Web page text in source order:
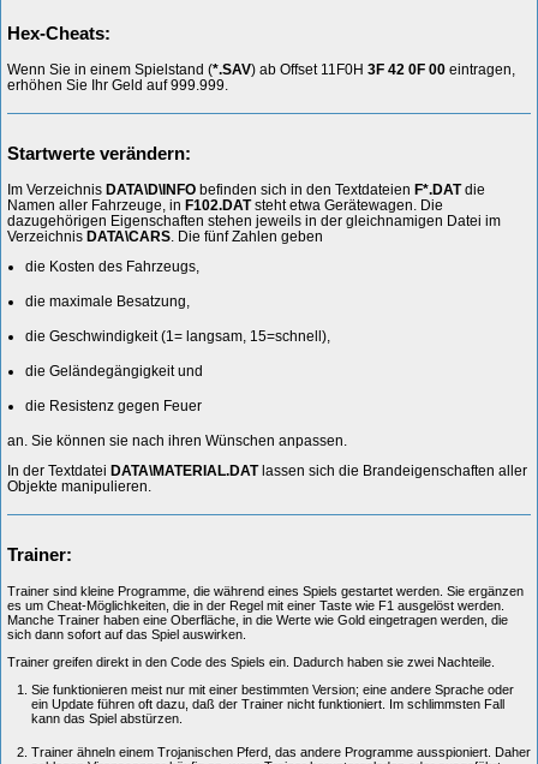
Hex-Cheats:
Wenn Sie in einem Spielstand (*.SAV) ab Offset 11F0H 3F 42 0F 00 eintragen,
erhöhen Sie Ihr Geld auf 999.999.
Startwerte verändern:
Im Verzeichnis DATA\D\INFO befinden sich in den Textdateien F*.DATdie
Namen aller Fahrzeuge, in F102.DATsteht etwa Gerätewagen. Die
dazugehörigen Eigenschaften stehen jeweils in der gleichnamigen Datei im
Verzeichnis DATA\CARS . Die fünf Zahlen geben
die Kosten des Fahrzeugs,
die maximale Besatzung,
die Geschwindigkeit (1= langsam, 15=schnell),
die Geländegängigkeit und
die Resistenz gegen Feuer
an. Sie können sie nach ihren Wünschen anpassen.
In der Textdatei DATA\MATERIAL.DATlassen sich die Brandeigenschaften aller
Objekte manipulieren.
Trainer:
Trainer sind kleine Programme, die während eines Spiels gestartet werden. Sie ergänzen
es um Cheat-Möglichkeiten, die in der Regel mit einer Taste wie F1 ausgelöst werden.
Manche Trainer haben eine Oberfläche, in die Werte wie Gold eingetragen werden, die
sich dann sofort auf das Spiel auswirken.
Trainer greifen direkt in den Code des Spiels ein. Dadurch haben sie zwei Nachteile.
Sie funktionieren meist nur mit einer bestimmten Version; eine andere Sprache oder
ein Update führen oft dazu, daß der Trainer nicht funktioniert. Im schlimmsten Fall
kann das Spiel abstürzen.
Trainer ähneln einem Trojanischen Pferd, das andere Programme ausspioniert. Daher